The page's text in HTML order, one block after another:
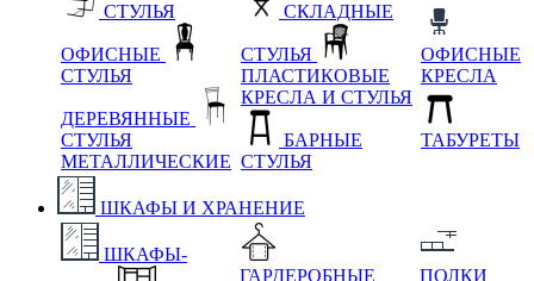
СТУЛЬЯ
ОФИСНЫЕ
СТУЛЬЯ
ДЕРЕВЯННЫЕ
СТУЛЬЯ
МЕТАЛЛИЧЕСКИЕ
СКЛАДНЫЕ
СТУЛЬЯ
ПЛАСТИКОВЫЕ
КРЕСЛА И СТУЛЬЯ
БАРНЫЕ
СТУЛЬЯ
ОФИСНЫЕ
КРЕСЛА
ТАБУРЕТЫ
ШКАФЫ И ХРАНЕНИЕ
ШКАФЫ-
ГАРДЕРОБНЫЕ
ПОЛКИ